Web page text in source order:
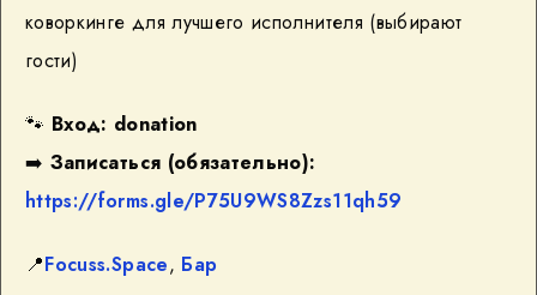
коворкинге для лучшего исполнителя (выбирают
гости)
🐾 Вход: donation
➡️ Записаться (обязательно):
https://forms.gle/P75U9WS8Zzs11qh59
📍Focuss.Space, Бар